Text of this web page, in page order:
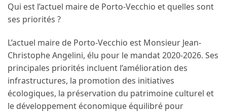
Qui est l’actuel maire de Porto-Vecchio et quelles sont
ses priorités ?
L’actuel maire de Porto-Vecchio est Monsieur Jean-
Christophe Angelini, élu pour le mandat 2020-2026. Ses
principales priorités incluent l’amélioration des
infrastructures, la promotion des initiatives
écologiques, la préservation du patrimoine culturel et
le développement économique équilibré pour